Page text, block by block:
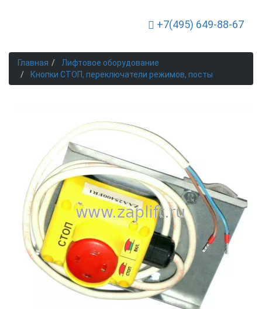
+7(495) 649-88-67
Toggle Navigation
Главная
Лифтовое оборудование
Кнопки СТОП, переключатели режимов, посты